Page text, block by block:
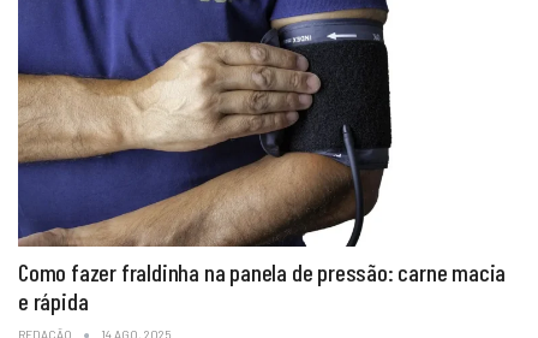
Como fazer fraldinha na panela de pressão: carne macia
e rápida
REDAÇÃO 14 AGO, 2025